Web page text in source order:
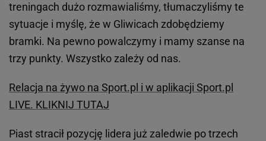
treningach dużo rozmawialiśmy, tłumaczyliśmy te
sytuacje i myślę, że w Gliwicach zdobędziemy
bramki. Na pewno powalczymy i mamy szanse na
trzy punkty. Wszystko zależy od nas.
Relacja na żywo na Sport.pl i w aplikacji Sport.pl
LIVE. KLIKNIJ TUTAJ
Piast stracił pozycję lidera już zaledwie po trzech